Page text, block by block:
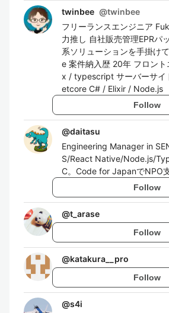
twinbee @twinbee
フリーランスエンジニア
力推し 自社販売管理EPRパ
系ソリューションを手掛け
e 案件納入歴 20年 フロン
x / typescript サーバーサ
etcore C# / Elixir / Node.js
Follow
@daitasu
Engineering Manager in
S/React Native/Node.js/
C。Code for JapanでNPO
Follow
@t_arase
Follow
@katakura__pro
Follow
@s4i